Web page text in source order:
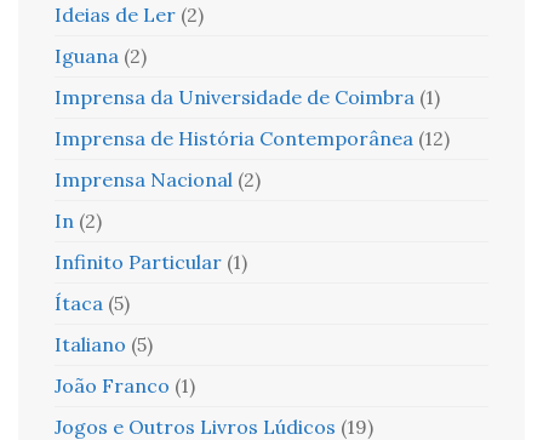
Ideias de Ler (2)
Iguana (2)
Imprensa da Universidade de Coimbra (1)
Imprensa de História Contemporânea (12)
Imprensa Nacional (2)
In (2)
Infinito Particular (1)
Ítaca (5)
Italiano (5)
João Franco (1)
Jogos e Outros Livros Lúdicos (19)